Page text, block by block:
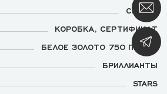
СЕРЬГИ
КОРОБКА, СЕРТИФИКАТ
БЕЛОЕ ЗОЛОТО 750 ПРОБЫ
БРИЛЛИАНТЫ
STARS